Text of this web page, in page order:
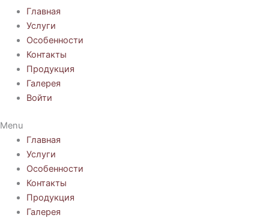
Главная
Услуги
Особенности
Контакты
Продукция
Галерея
Войти
Menu
Главная
Услуги
Особенности
Контакты
Продукция
Галерея